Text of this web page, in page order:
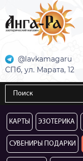
@lavkamagaru
СПб, ул. Марата, 12
КАРТЫ ЭЗОТЕРИКА
СУВЕНИРЫ ПОДАРКИ